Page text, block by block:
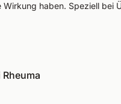
haben. Speziell